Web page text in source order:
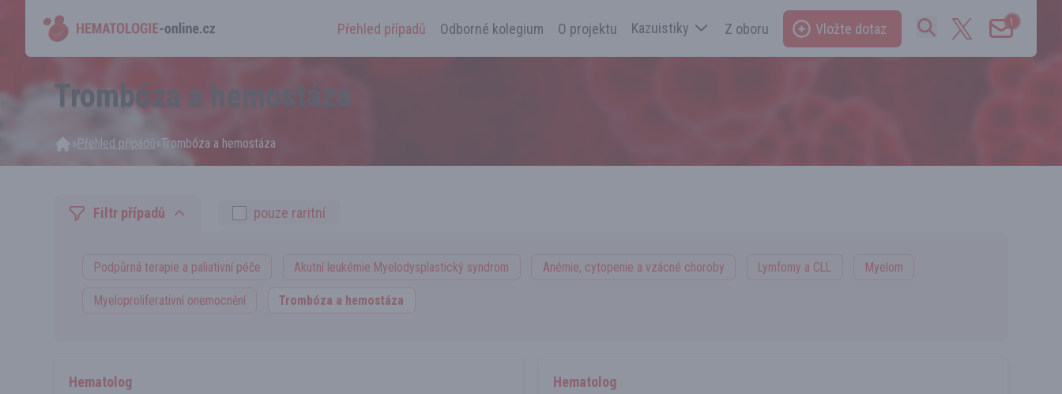
1
Přehled případů Odborné kolegium O projektu Kazuistiky Z oboru Vložte dotaz
Trombóza a hemostáza
» Přehled případů»Trombóza a hemostáza
Filtr případů pouze raritní
Podpůrná terapie a paliativní péče Akutní leukémie Myelodysplastický syndrom Anémie, cytopenie a vzácné choroby Lymfomy a CLL Myelom
Myeloproliferativní onemocnění Trombóza a hemostáza
Hematolog
Hematolog